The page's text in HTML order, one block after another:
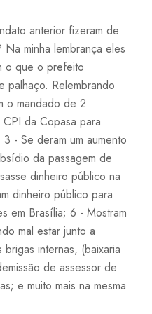
anterior fizeram de
minha lembrança eles
o que o prefeito
palhaço. Relembrando
o mandado de 2
da Copasa para
- Se deram um aumento
da passagem de
dinheiro público na
dinheiro público para
em Brasília; 6 - Mostram
mal estar junto a
internas, (baixaria
de assessor de
e muito mais na mesma